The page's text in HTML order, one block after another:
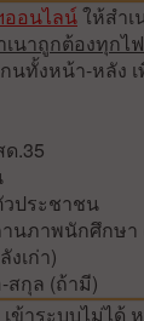
ออนไลน์ให้สำเ
นาถูกต้องทุกไ
นทั้งหน้า-หลัง
ด.35
วประชาชน
านภาพนักศึกษ
เก่า)
สกุล (ถ้ามี)
ข้าระบบไม่ได้